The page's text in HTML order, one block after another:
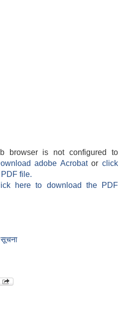
browser is not configured to
adobe Acrobatorclick
file.
here to download the PDF
सूचना